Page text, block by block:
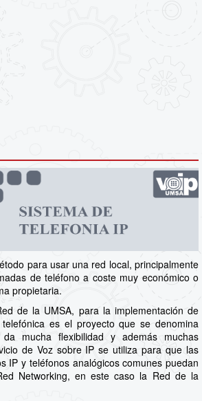
para usar una red local, principalmente
de teléfono a coste muy económico o
propietaria.
de la UMSA, para la implementación de
es el proyecto que se denomina
da mucha flexibilidad y además muchas
de Voz sobre IP se utiliza para que las
IP y teléfonos analógicos comunes puedan
Networking, en este caso la Red de la